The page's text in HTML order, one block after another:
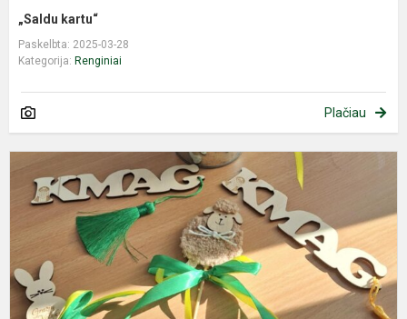
„Saldu kartu“
Paskelbta: 2025-03-28
Kategorija: Renginiai
Plačiau